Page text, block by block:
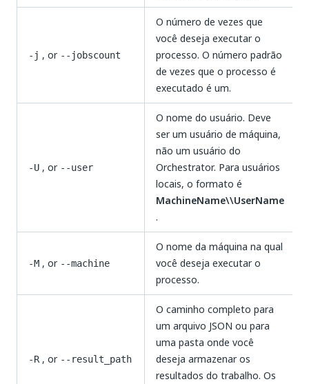
-j , or --jobscount
O número de vezes que
você deseja executar o
processo. O número padrão
de vezes que o processo é
executado é um.
-U , or --user
O nome do usuário. Deve
ser um usuário de máquina,
não um usuário do
Orchestrator. Para usuários
locais, o formato é
MachineName\\UserName
.
-M , or --machine
O nome da máquina na qual
você deseja executar o
processo.
-R, or --result_path
O caminho completo para
um arquivo JSON ou para
uma pasta onde você
deseja armazenar os
resultados do trabalho. Os